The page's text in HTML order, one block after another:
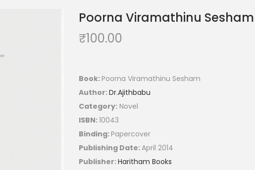
Poorna Viramathinu Sesham
₹100.00
Book: Poorna Viramathinu Sesham
Author:Dr.Ajithbabu
Category: Novel
ISBN:10043
Binding: Papercover
Publishing Date:April 2014
Publisher:Haritham Books